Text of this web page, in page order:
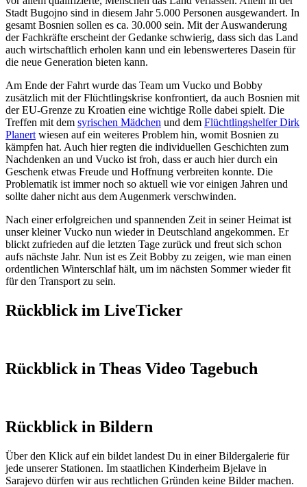
Stadt Bugojno sind in diesem Jahr 5.000 Personen ausgewandert. In
gesamt Bosnien sollen es ca. 30.000 sein. Mit der Auswanderung
der Fachkräfte erscheint der Gedanke schwierig, dass sich das Land
auch wirtschaftlich erholen kann und ein lebenswerteres Dasein für
die neue Generation bieten kann.
Am Ende der Fahrt wurde das Team um Vucko und Bobby
zusätzlich mit der Flüchtlingskrise konfrontiert, da auch Bosnien mit
der EU-Grenze zu Kroatien eine wichtige Rolle dabei spielt. Die
Treffen mit dem syrischen Mädchen und dem Flüchtlingshelfer Dirk
Planert wiesen auf ein weiteres Problem hin, womit Bosnien zu
kämpfen hat. Auch hier regten die individuellen Geschichten zum
Nachdenken an und Vucko ist froh, dass er auch hier durch ein
Geschenk etwas Freude und Hoffnung verbreiten konnte. Die
Problematik ist immer noch so aktuell wie vor einigen Jahren und
sollte daher nicht aus dem Augenmerk verschwinden.
Nach einer erfolgreichen und spannenden Zeit in seiner Heimat ist
unser kleiner Vucko nun wieder in Deutschland angekommen. Er
blickt zufrieden auf die letzten Tage zurück und freut sich schon
aufs nächste Jahr. Nun ist es Zeit Bobby zu zeigen, wie man einen
ordentlichen Winterschlaf hält, um im nächsten Sommer wieder fit
für den Transport zu sein.
Rückblick im LiveTicker
Rückblick in Theas Video Tagebuch
Rückblick in Bildern
Über den Klick auf ein bildet landest Du in einer Bildergalerie für
jede unserer Stationen. Im staatlichen Kinderheim Bjelave in
Sarajevo dürfen wir aus rechtlichen Gründen keine Bilder machen.